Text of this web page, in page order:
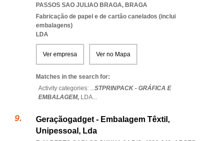
PASSOS SAO JULIAO BRAGA, BRAGA
Fabricação de papel e de cartão canelados (inclui
embalagens)
LDA
Ver empresa Ver no Mapa
Matches in the search for:
Activity categories: ...STPRINPACK - GRÁFICA E
EMBALAGEM, LDA...
Geraçãogadget - Embalagem Têxtil,
Unipessoal, Lda